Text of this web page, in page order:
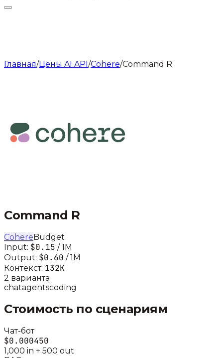
Главная/Цены AI API/Cohere/Command R
Command R
CohereBudget
Input: $0.15 / 1M
Output: $0.60 / 1M
Контекст: 132K
2 варианта
chatagentscoding
Стоимость по сценариям
Чат-бот
$0.000450
1,000 in + 500 out